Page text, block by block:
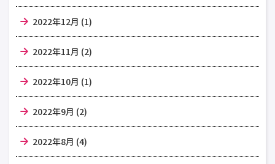
2022年12月 (1)
2022年11月 (2)
2022年10月 (1)
2022年9月 (2)
2022年8月 (4)